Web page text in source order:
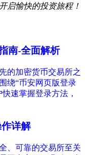
启愉快的投资旅程！
南-全面解析
的加密货币交易所之
绕“币安网页版登录
速掌握登录方法，
详解
、可靠的交易所至关